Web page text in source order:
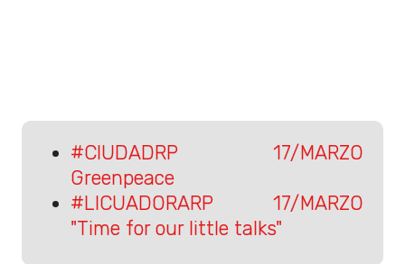
#CIUDADRP 17/MARZO
Greenpeace
#LICUADORARP 17/MARZO
"Time for our little talks"